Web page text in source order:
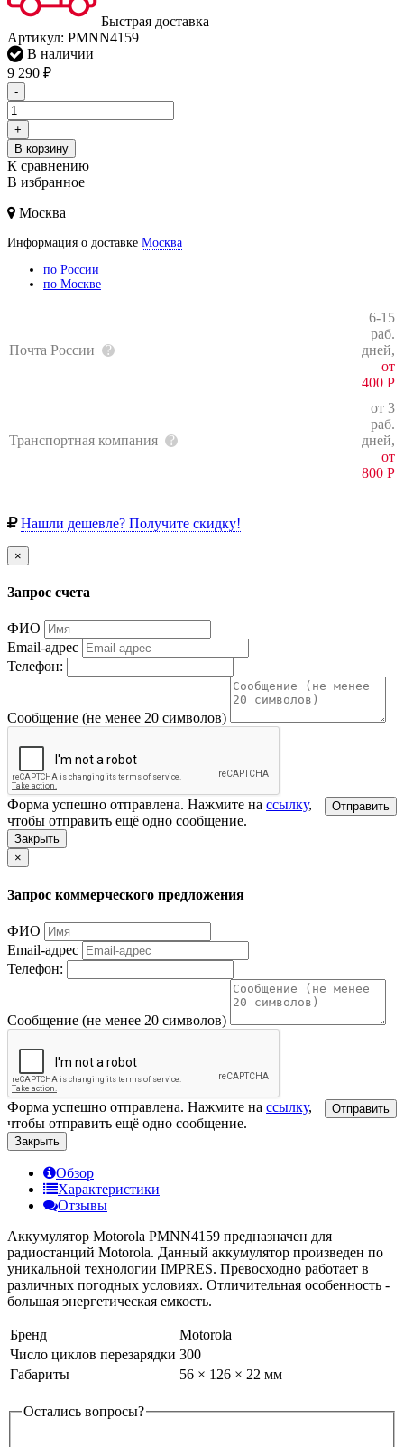
Быстрая доставка
Артикул: PMNN4159
В наличии
9 290 ₽
-
+
В корзину
К сравнению
В избранное
Москва
Информация о доставке Москва
по России
по Москве
Почта России
6-15
раб.
дней,
от
400 Р
Транспортная компания
от 3
раб.
дней,
от
800 Р
Нашли дешевле? Получите скидку!
×
Запрос счета
ФИО
Email-адрес
Телефон:
Сообщение (не менее 20 символов)
Отправить
Форма успешно отправлена. Нажмите на ссылку,
чтобы отправить ещё одно сообщение.
Закрыть
×
Запрос коммерческого предложения
ФИО
Email-адрес
Телефон:
Сообщение (не менее 20 символов)
Отправить
Форма успешно отправлена. Нажмите на ссылку,
чтобы отправить ещё одно сообщение.
Закрыть
Обзор
Характеристики
Отзывы
Аккумулятор Motorola PMNN4159 предназначен для
радиостанций Motorola. Данный аккумулятор произведен по
уникальной технологии IMPRES. Превосходно работает в
различных погодных условиях. Отличительная особенность -
большая энергетическая емкость.
Бренд
Motorola
Число циклов перезарядки 300
Габариты
56 × 126 × 22 мм
Остались вопросы?